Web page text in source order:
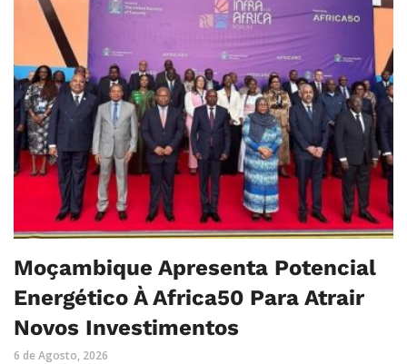
Moçambique Apresenta Potencial
Energético À Africa50 Para Atrair
Novos Investimentos
6 de Agosto, 2026